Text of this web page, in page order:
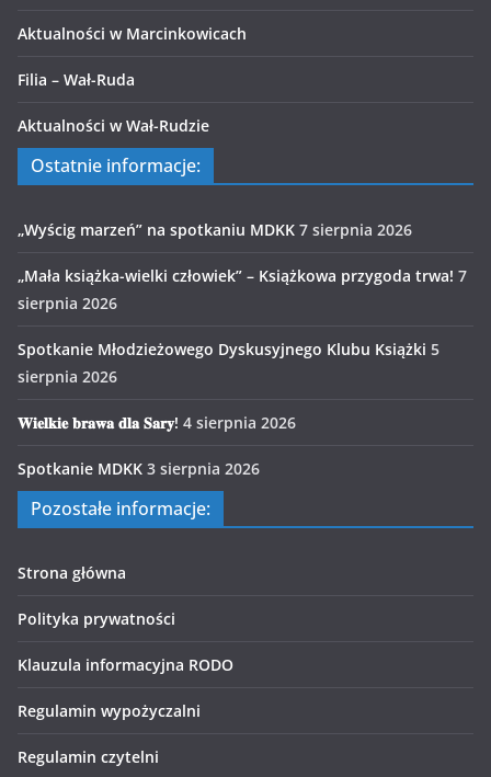
Aktualności w Marcinkowicach
Filia – Wał-Ruda
Aktualności w Wał-Rudzie
Ostatnie informacje:
„Wyścig marzeń” na spotkaniu MDKK 7 sierpnia 2026
„Mała książka-wielki człowiek” – Książkowa przygoda trwa! 7
sierpnia 2026
Spotkanie Młodzieżowego Dyskusyjnego Klubu Książki 5
sierpnia 2026
𝐖𝐢𝐞𝐥𝐤𝐢𝐞 𝐛𝐫𝐚𝐰𝐚 𝐝𝐥𝐚 𝐒𝐚𝐫𝐲! 4 sierpnia 2026
Spotkanie MDKK 3 sierpnia 2026
Pozostałe informacje:
Strona główna
Polityka prywatności
Klauzula informacyjna RODO
Regulamin wypożyczalni
Regulamin czytelni